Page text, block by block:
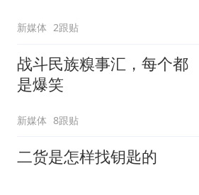
新媒体 2跟贴
战斗民族糗事汇，每个都
是爆笑
新媒体 8跟贴
二货是怎样找钥匙的